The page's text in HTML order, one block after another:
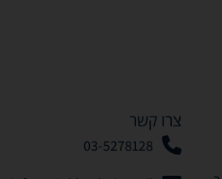
צרו קשר
03-5278128